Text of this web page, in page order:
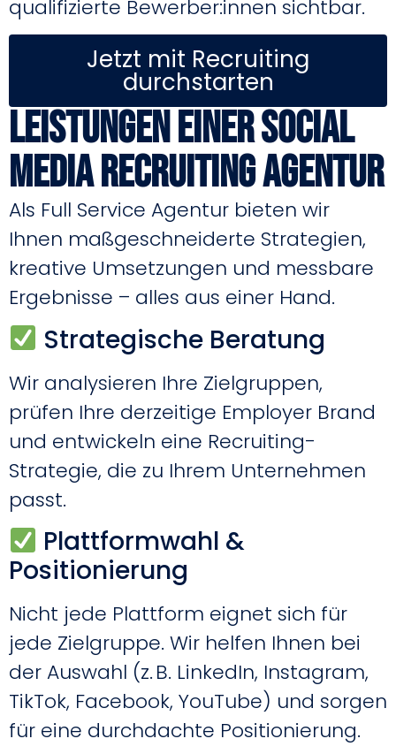
qualifizierte Bewerber:innen sichtbar.
Jetzt mit Recruiting
durchstarten
Leistungen einer Social
Media Recruiting Agentur
Als Full Service Agentur bieten wir
Ihnen maßgeschneiderte Strategien,
kreative Umsetzungen und messbare
Ergebnisse – alles aus einer Hand.
Strategische Beratung
Wir analysieren Ihre Zielgruppen,
prüfen Ihre derzeitige Employer Brand
und entwickeln eine Recruiting-
Strategie, die zu Ihrem Unternehmen
passt.
Plattformwahl &
Positionierung
Nicht jede Plattform eignet sich für
jede Zielgruppe. Wir helfen Ihnen bei
der Auswahl (z. B. LinkedIn, Instagram,
TikTok, Facebook, YouTube) und sorgen
für eine durchdachte Positionierung.